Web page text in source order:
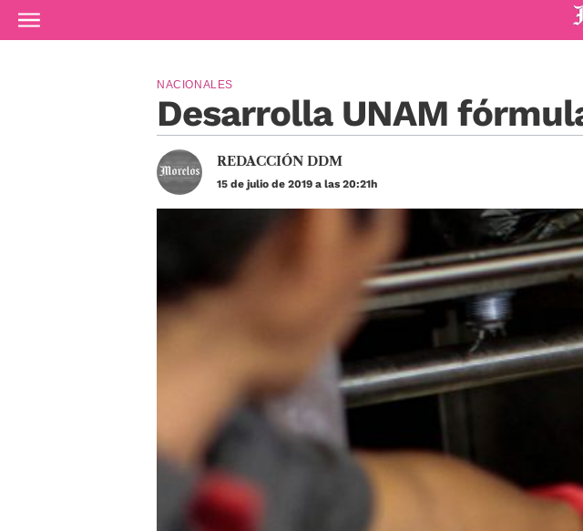
Ir al contenido principal
Diario
Desarrolla UNAM
NACIONALES
REDACCIÓN DDM
15 de julio de 2019 a las 20:21h